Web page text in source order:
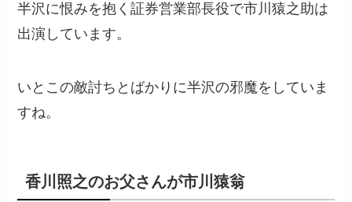
半沢に恨みを抱く証券営業部長役で市川猿之助は
出演しています。
いとこの敵討ちとばかりに半沢の邪魔をしていま
すね。
香川照之のお父さんが市川猿翁